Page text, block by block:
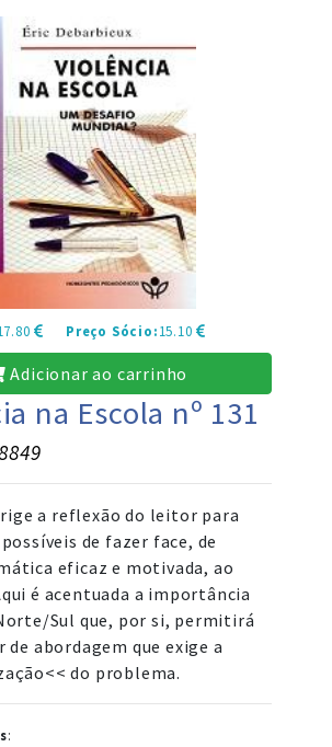
Preço Sócio:15.10
Adicionar ao carrinho
na Escola nº 131
a reflexão do leitor para
de fazer face, de
eficaz e motivada, ao
é acentuada a importância
Sul que, por si, permitirá
de abordagem que exige a
do problema.
: